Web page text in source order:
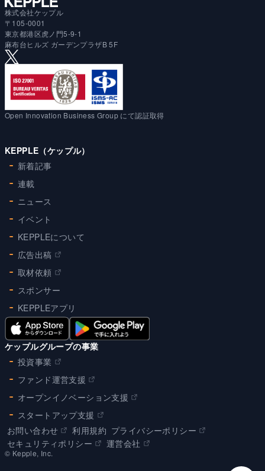
株式会社ケップル
〒105-0001
東京都港区虎ノ門5-9-1
麻布台ヒルズ ガーデンプラザB 5F
Open Innovation Business Group にて認証取得
KEPPLE（ケップル）
新着記事
連載
ニュース
イベント
KEPPLEについて
広告出稿
取材依頼
スポンサー
KEPPLEアプリ
ケップルグループの事業
投資事業
ファンド運営支援
オープンイノベーション支援
スタートアップ支援
お問い合わせ
利用規約 プライバシーポリシー
セキュリティポリシー
運営会社
©︎ Kepple, Inc.